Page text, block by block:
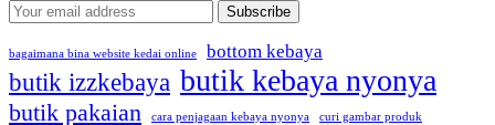
bagaimana bina website kedai online bottom kebaya
butik izzkebaya butik kebaya nyonya
butik pakaian cara penjagaan kebaya nyonya curi gambar produk